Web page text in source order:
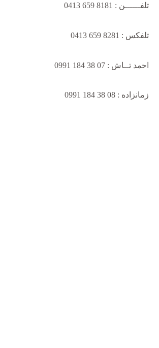
تلفــــــن : 8181 659 0413
تلفکس : 8281 659 0413
احمد تــاش : 07 38 184 0991
زمانزاده : 08 38 184 0991